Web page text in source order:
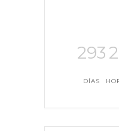
293
DÍAS